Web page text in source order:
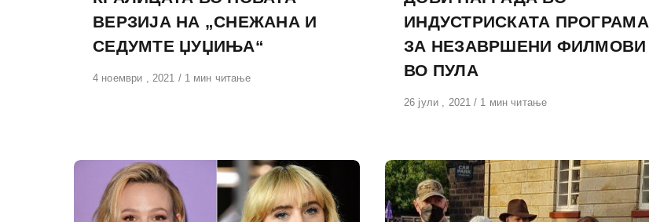
ВЕРЗИЈА НА „СНЕЖАНА И
СЕДУМТЕ ЏУЏИЊА“
Објавено
4 ноември , 2021 1 мин читање
ИНДУСТРИСКАТА ПРОГРАМА
ЗА НЕЗАВРШЕНИ ФИЛМОВИ
ВО ПУЛА
Објавено
26 јули , 2021 1 мин читање